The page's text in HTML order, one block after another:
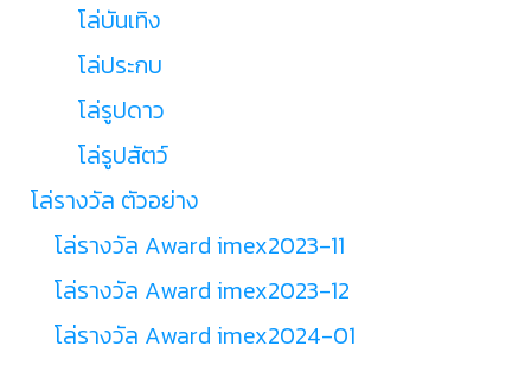
โล่บันเทิง
โล่ประกบ
โล่รูปดาว
โล่รูปสัตว์
โล่รางวัล ตัวอย่าง
โล่รางวัล Award imex2023-11
โล่รางวัล Award imex2023-12
โล่รางวัล Award imex2024-01